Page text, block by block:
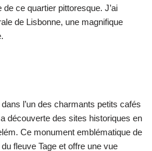
ce quartier pittoresque. J’ai
de Lisbonne, une magnifique
l’un des charmants petits cafés
découverte des sites historiques en
Ce monument emblématique de
fleuve Tage et offre une vue